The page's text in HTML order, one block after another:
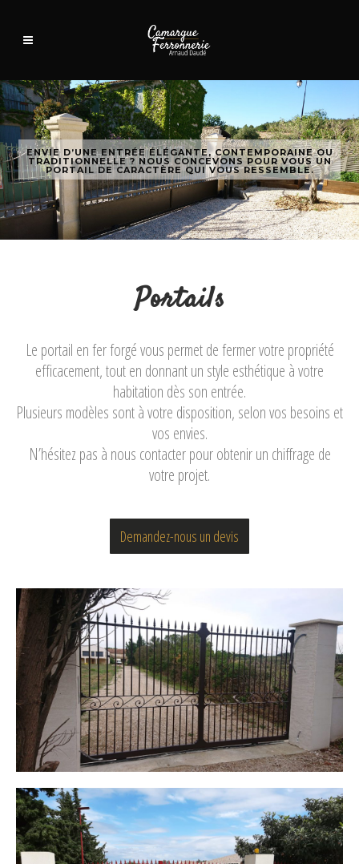
Portails
Le portail en fer forgé vous permet de fermer votre propriété
efficacement, tout en donnant un style esthétique à votre
habitation dès son entrée.
Plusieurs modèles sont à votre disposition, selon vos besoins et
vos envies.
N’hésitez pas à nous contacter pour obtenir un chiffrage de
votre projet.
Demandez-nous un devis